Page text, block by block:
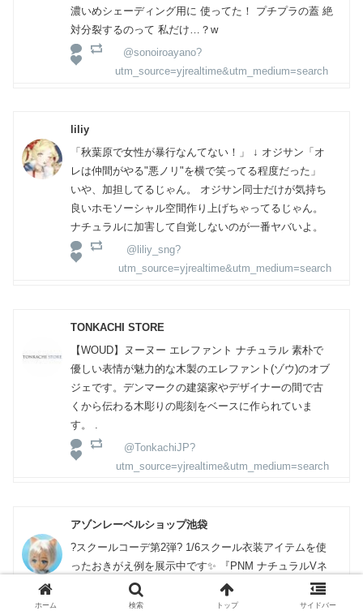
濃いめシェーディング用に 使ってた！ プチプラの蓋 絶
対分裂するのって 私だけ…？w
@sonoiroayano?
utm_source=yjrealtime&utm_medium=search
liliy
「秋葉原で女性が暴行なんてない！」 ↓ オジサン「オ
レは仲間がやる"悪ノリ"を横で笑ってる程度だった」
いや、加担してるじゃん。 オジサン同士だけが気持ち
良いホモソーシャル空間作り上げちゃってるじゃん。
ナチュラルに加害して自覚しないのが一番ヤバいよ。
@liliy_sng?
utm_source=yjrealtime&utm_medium=search
TONKACHI STORE
【WOUD】ヌーヌー エレファント ナチュラル 素朴で
優しい表情が魅力的な木製のエレファント(ゾウ)のオブ
ジェです。デンマークの建築家やデザイナーの間で古
くから伝わる木彫りの彫刻をベースに作られていま
す。 .
@TonkachiJP?
utm_source=yjrealtime&utm_medium=search
アゾンレーベルショップ池袋
?スクールコーデ第2弾? 1/6スクール衣装アイテムを使
ったおきがえ例を展示中です✨ 『PNM ナチュラルVネ
ックセーター』はブラウスとの重ね着で制服風に?コー
デの幅が広がるアイテムです！ 店頭にて展示中ですの
ホーム 検索 トップ サイドバー